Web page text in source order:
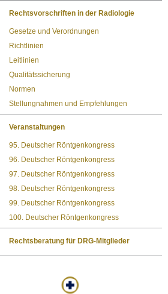
Rechtsvorschriften in der Radiologie
Gesetze und Verordnungen
Richtlinien
Leitlinien
Qualitätssicherung
Normen
Stellungnahmen und Empfehlungen
Veranstaltungen
95. Deutscher Röntgenkongress
96. Deutscher Röntgenkongress
97. Deutscher Röntgenkongress
98. Deutscher Röntgenkongress
99. Deutscher Röntgenkongress
100. Deutscher Röntgenkongress
Rechtsberatung für DRG-Mitglieder